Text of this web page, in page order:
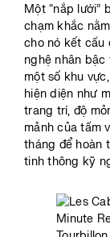
Một “nắp lưới”
chạm khắc
cho nó kết cấu
nghệ nhân
một số khu
hiện diện như
trang trí, độ
mảnh của tấm
tháng để hoàn
tinh thông kỹ